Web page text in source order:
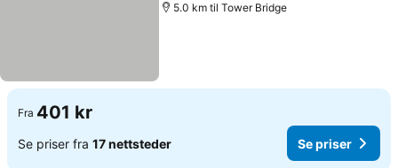
5.0 km til Tower Bridge
Fra 401 kr
Se priser fra 17 nettsteder Se priser